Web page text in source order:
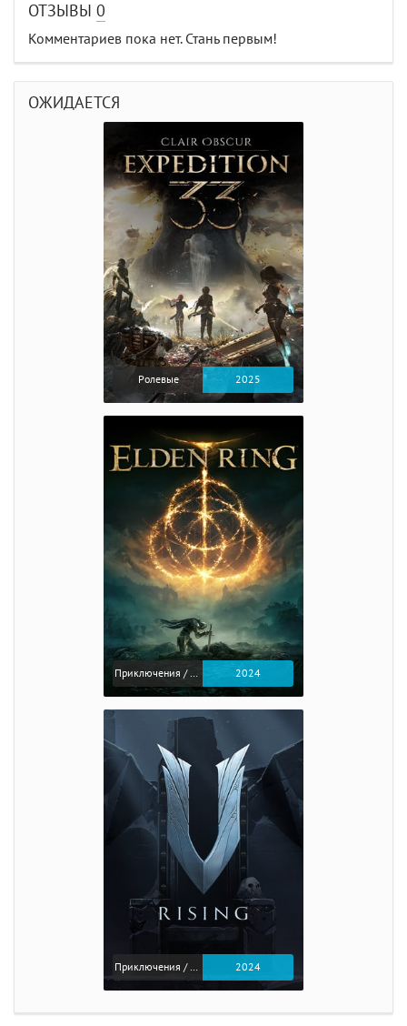
ОТЗЫВЫ 0
Комментариев пока нет. Стань первым!
ОЖИДАЕТСЯ
Ролевые 2025
2024
2024